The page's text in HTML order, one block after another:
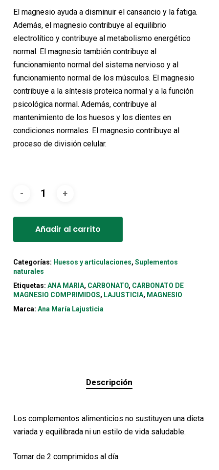
El magnesio ayuda a disminuir el cansancio y la fatiga.
Además, el magnesio contribuye al equilibrio
electrolítico y contribuye al metabolismo energético
normal. El magnesio también contribuye al
funcionamiento normal del sistema nervioso y al
funcionamiento normal de los músculos. El magnesio
contribuye a la síntesis proteica normal y a la función
psicológica normal. Además, contribuye al
mantenimiento de los huesos y los dientes en
condiciones normales. El magnesio contribuye al
proceso de división celular.
Añadir al carrito
Categorías: Huesos y articulaciones, Suplementos
naturales
Etiquetas: ANA MARIA, CARBONATO, CARBONATO DE
MAGNESIO COMPRIMIDOS, LAJUSTICIA, MAGNESIO
Marca: Ana María Lajusticia
Descripción
Los complementos alimenticios no sustituyen una dieta
variada y equilibrada ni un estilo de vida saludable.
Tomar de 2 comprimidos al día.